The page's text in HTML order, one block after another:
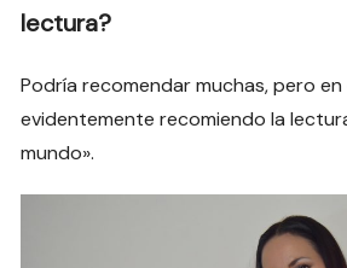
lectura?
Podría recomendar muchas, pero
evidentemente recomiendo la
mundo».